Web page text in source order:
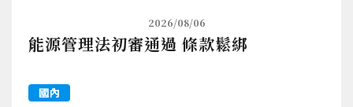
2026/08/06
能源管理法初審通過 條款鬆綁
國內